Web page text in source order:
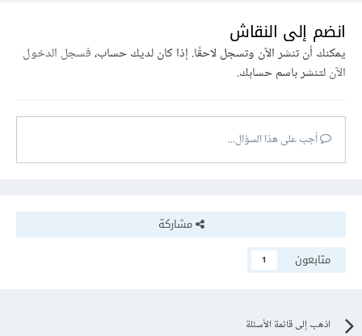
انضم إلى النقاش
يمكنك أن تنشر الآن وتسجل لاحقًا. إذا كان لديك حساب،فسجل الدخول
الآنلتنشر باسم حسابك.
أجب على هذا السؤال...
مشاركة
متابعون
1
اذهب إلى قائمة الأسئلة